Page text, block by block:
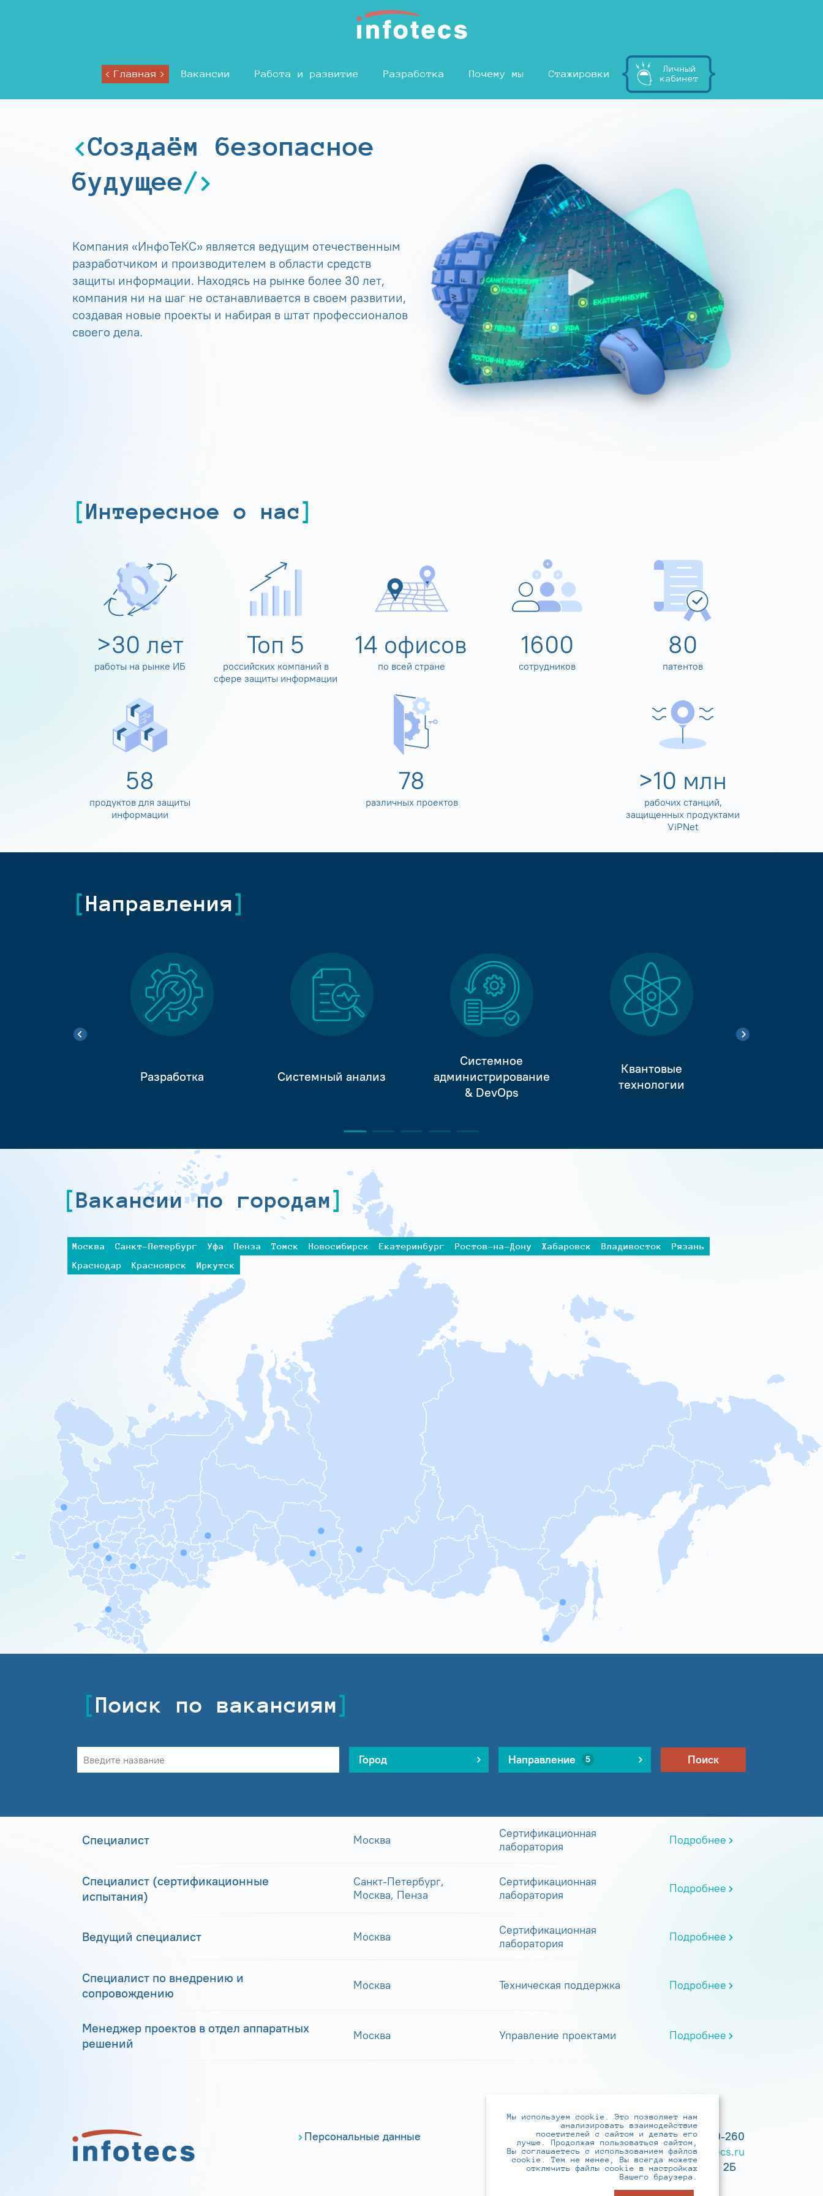
Главная Вакансии Работа и развитие Разработка Почему мы Стажировки
Личный
кабинет
Создаём безопасное
будущее
Компания «ИнфоТеКС» является ведущим отечественным
разработчиком и производителем в области средств
защиты информации. Находясь на рынке более 30 лет,
компания ни на шаг не останавливается в своем развитии,
создавая новые проекты и набирая в штат профессионалов
своего дела.
Интересное о нас
>30 лет
работы на рынке ИБ
Топ 5
российских компаний в
сфере защиты информации
14 офисов
по всей стране
1600
сотрудников
80
патентов
60
продуктов для защиты
информации
80
различных проектов
>10 млн
рабочих станций,
защищенных продуктами
ViPNet
Направления
Разработка Системный анализ
Системное
администрирование
& DevOps
Квантовые
технологии
Вакансии по городам
Москва Санкт-Петербург Уфа Пенза Томск Новосибирск Екатеринбург Ростов-на-Дону Хабаровск Владивосток
Рязань
Краснодар
Красноярск Иркутск
Поиск по вакансиям
Город Направление 5 Поиск
Специалист Москва
Сертификационная
лаборатория
Подробнее
Специалист (сертификационные
испытания)
Санкт-Петербург,
Москва, Пенза
Сертификационная
лаборатория
Подробнее
Ведущий специалист Москва
Сертификационная
лаборатория
Подробнее
Специалист по внедрению и
сопровождению
Москва Техническая поддержка Подробнее
Менеджер проектов в отдел аппаратных
решений
Москва Управление проектами Подробнее
Персональные данные
+7 (495) 737-6192, 8-800-250-0-260
practice@infotecs.ru ,hr@infotecs.ru
127273, г. Москва, Отрадная ул., 2Б
Мы используем cookie. Это позволяет нам
анализировать взаимодействие
посетителей с сайтом и делать его
лучше. Продолжая пользоваться сайтом,
Вы соглашаетесь с использованием файлов
cookie. Тем не менее, Вы всегда можете
отключить файлы cookie в настройках
Вашего браузера.